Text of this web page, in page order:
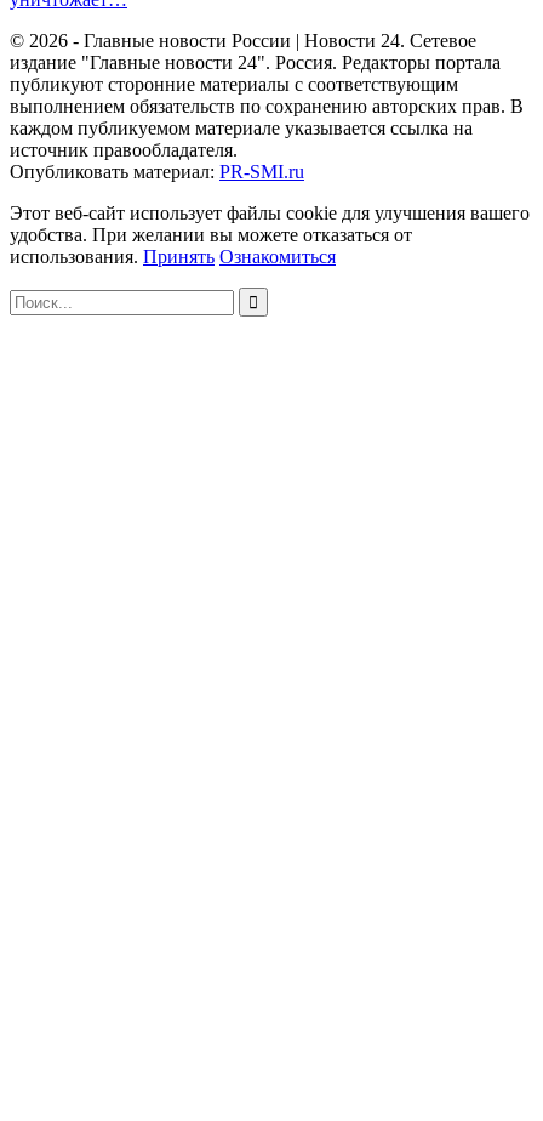
© 2026 - Главные новости России | Новости 24. Сетевое
издание "Главные новости 24". Россия. Редакторы портала
публикуют сторонние материалы с соответствующим
выполнением обязательств по сохранению авторских прав. В
каждом публикуемом материале указывается ссылка на
источник правообладателя.
Опубликовать материал: PR-SMI.ru
Этот веб-сайт использует файлы cookie для улучшения вашего
удобства. При желании вы можете отказаться от
использования. Принять Ознакомиться